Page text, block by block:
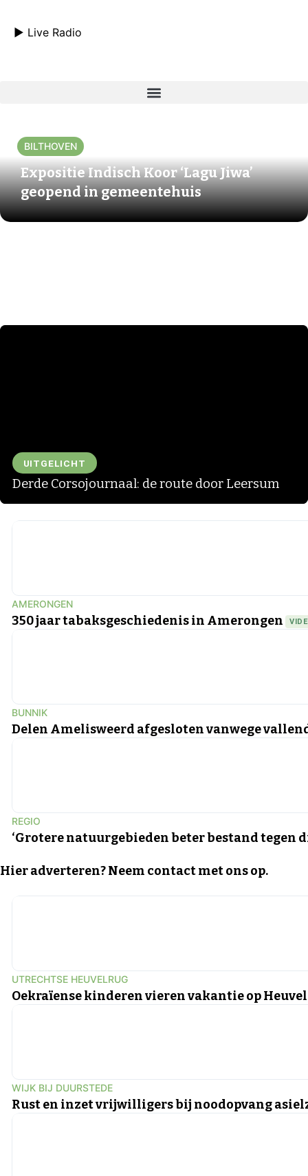
► Live Radio
BILTHOVEN
Expositie Indisch Koor ‘Lagu Jiwa’
geopend in gemeentehuis
▶
UITGELICHT
Derde Corsojournaal: de route door Leersum
AMERONGEN
350 jaar tabaksgeschiedenis in Amerongen
BUNNIK
Delen Amelisweerd afgesloten vanwege
REGIO
‘Grotere natuurgebieden beter bestand tegen
Hier adverteren? Neem contact met ons op.
UTRECHTSE HEUVELRUG
Oekraïense kinderen vieren vakantie op
WIJK BIJ DUURSTEDE
Rust en inzet vrijwilligers bij noodopvang